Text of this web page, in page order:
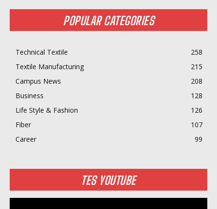
POPULAR CATEGORIES
Technical Textile
258
Textile Manufacturing
215
Campus News
208
Business
128
Life Style & Fashion
126
Fiber
107
Career
99
TES YOUTUBE